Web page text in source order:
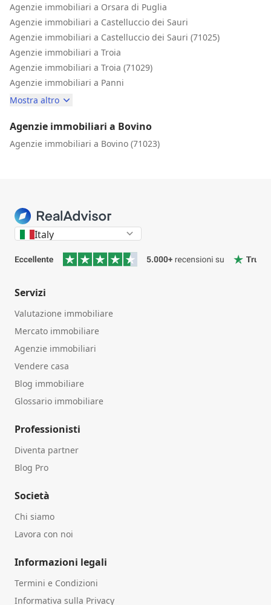
Agenzie immobiliari a Orsara di Puglia
Agenzie immobiliari a Castelluccio dei Sauri
Agenzie immobiliari a Castelluccio dei Sauri (71025)
Agenzie immobiliari a Troia
Agenzie immobiliari a Troia (71029)
Agenzie immobiliari a Panni
Mostra altro
Agenzie immobiliari a Bovino
Agenzie immobiliari a Bovino (71023)
Italy
Servizi
Valutazione immobiliare
Mercato immobiliare
Agenzie immobiliari
Vendere casa
Blog immobiliare
Glossario immobiliare
Professionisti
Diventa partner
Blog Pro
Società
Chi siamo
Lavora con noi
Informazioni legali
Termini e Condizioni
Informativa sulla Privacy